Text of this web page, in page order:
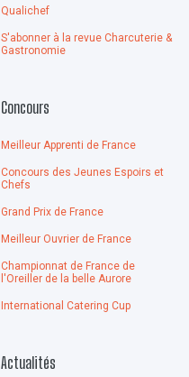
Qualichef
S'abonner à la revue Charcuterie &
Gastronomie
Concours
Meilleur Apprenti de France
Concours des Jeunes Espoirs et
Chefs
Grand Prix de France
Meilleur Ouvrier de France
Championnat de France de
l'Oreiller de la belle Aurore
International Catering Cup
Actualités